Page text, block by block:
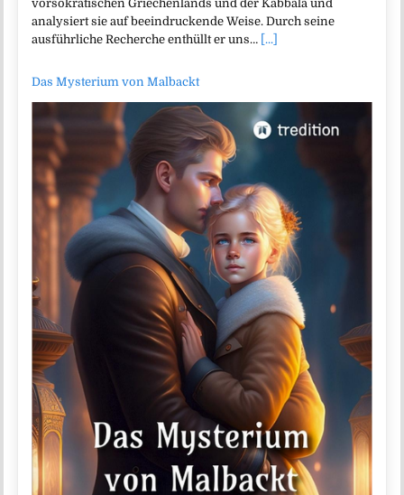
vorsokratischen Griechenlands und der Kabbala und
analysiert sie auf beeindruckende Weise. Durch seine
ausführliche Recherche enthüllt er uns… [...]
Das Mysterium von Malbackt